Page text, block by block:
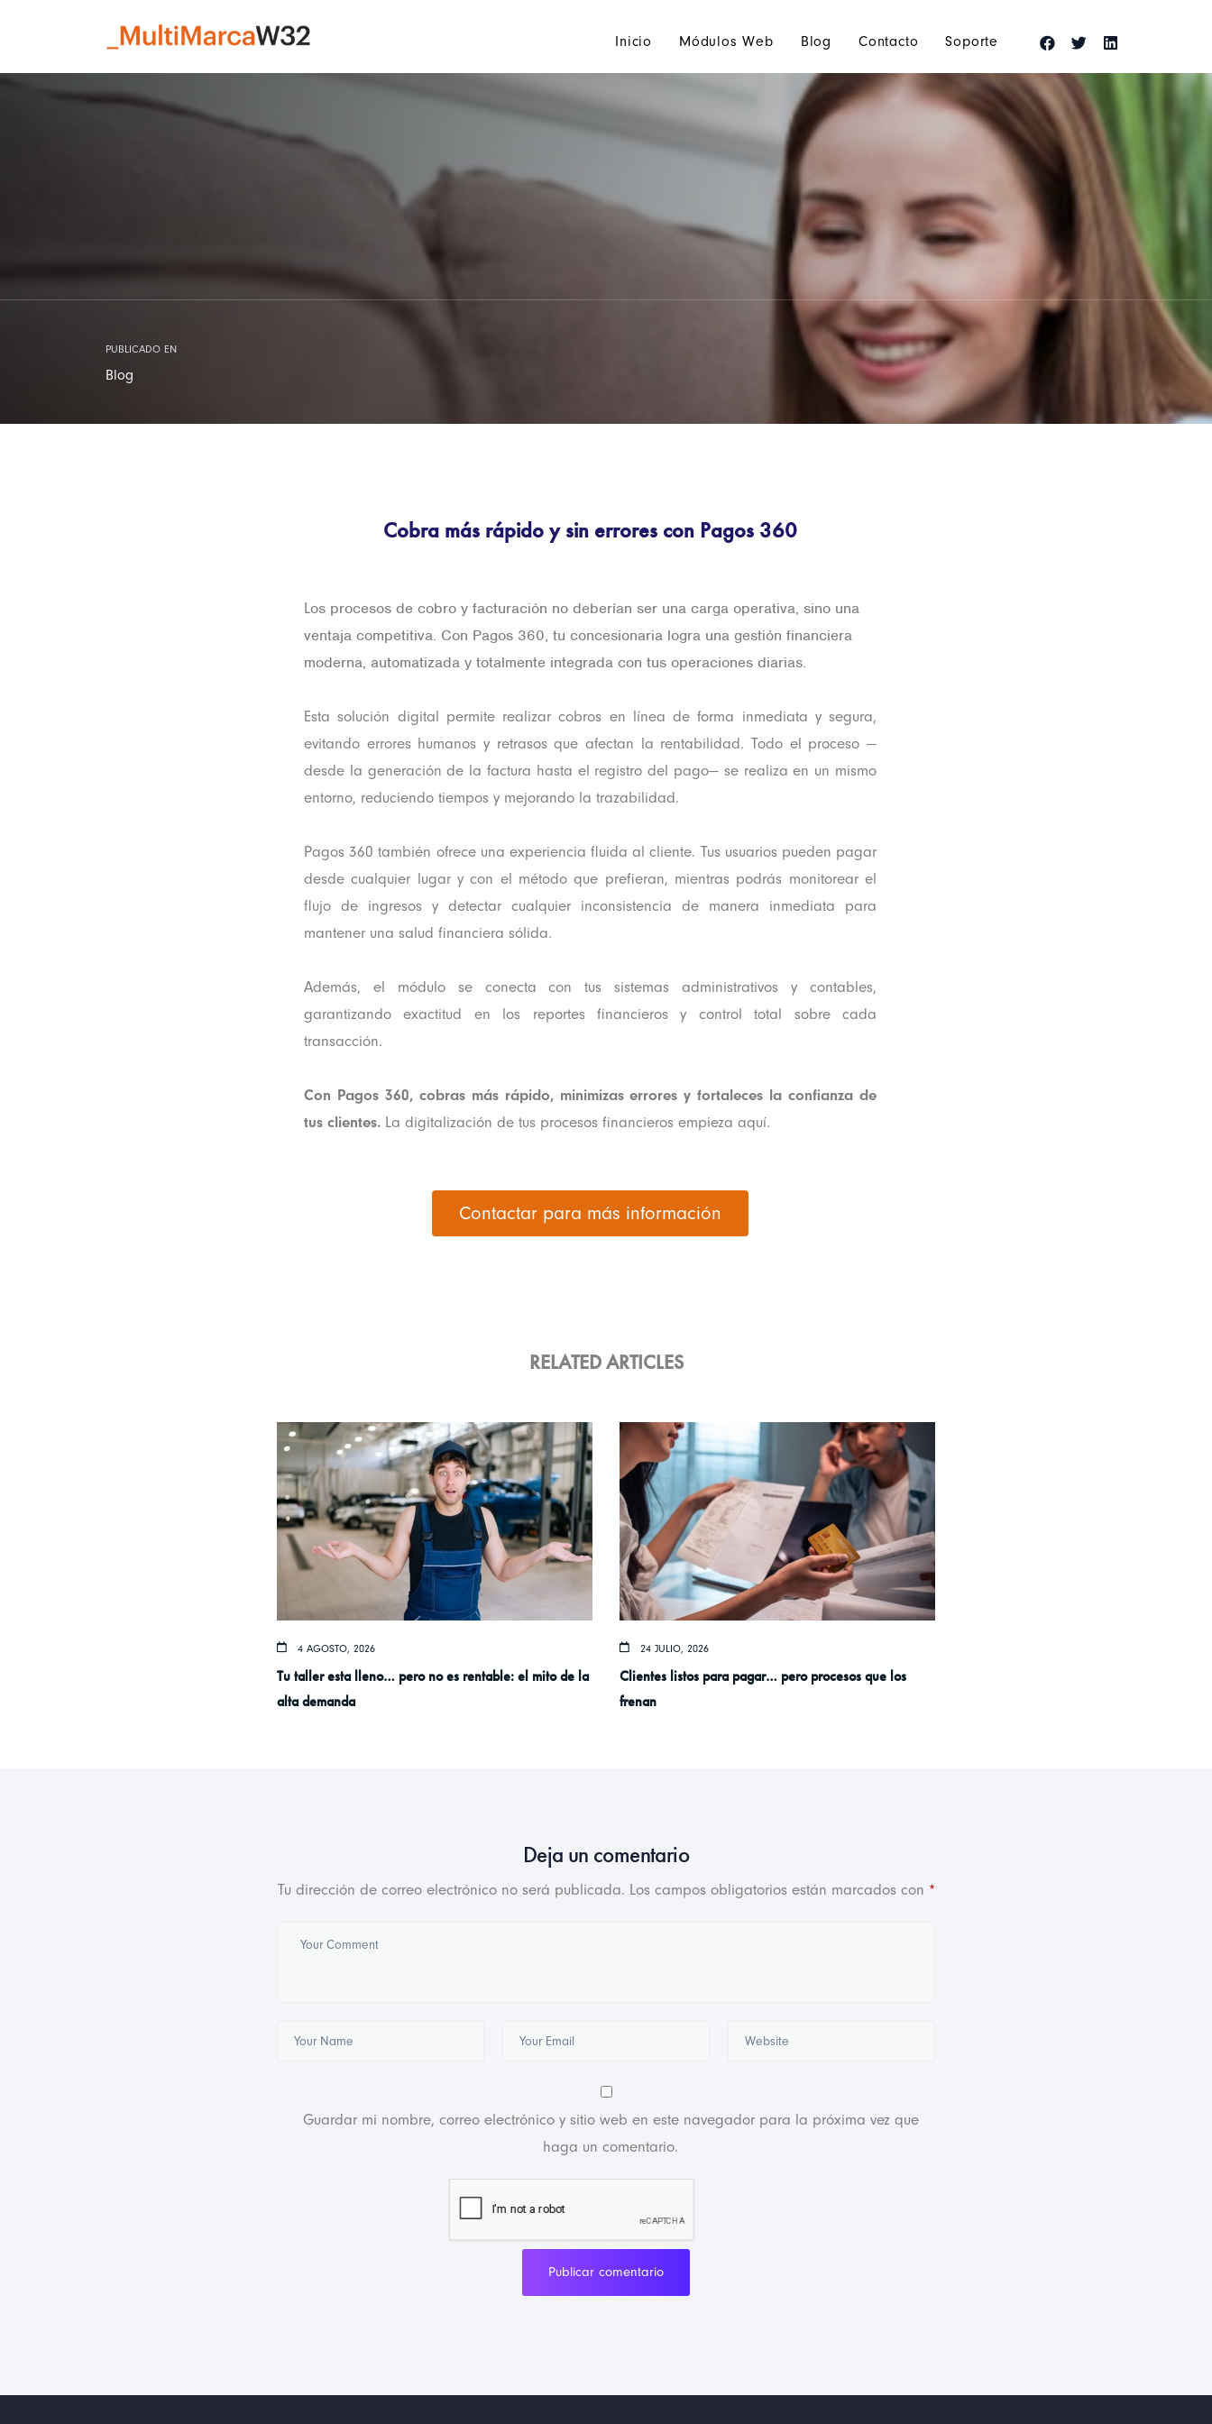
Inicio Módulos Web Blog Contacto Soporte
PUBLICADO EN
Blog
Cobra más rápido y sin errores con Pagos 360
Los procesos de cobro y facturación no deberían ser una carga operativa, sino una
ventaja competitiva. Con Pagos 360, tu concesionaria logra una gestión financiera
moderna, automatizada y totalmente integrada con tus operaciones diarias.
Esta solución digital permite realizar cobros en línea de forma inmediata y segura,
evitando errores humanos y retrasos que afectan la rentabilidad. Todo el proceso —
desde la generación de la factura hasta el registro del pago— se realiza en un mismo
entorno, reduciendo tiempos y mejorando la trazabilidad.
Pagos 360 también ofrece una experiencia fluida al cliente. Tus usuarios pueden pagar
desde cualquier lugar y con el método que prefieran, mientras podrás monitorear el
flujo de ingresos y detectar cualquier inconsistencia de manera inmediata para
mantener una salud financiera sólida.
Además, el módulo se conecta con tus sistemas administrativos y contables,
garantizando exactitud en los reportes financieros y control total sobre cada
transacción.
Con Pagos 360, cobras más rápido, minimizas errores y fortaleces la confianza de
tus clientes. La digitalización de tus procesos financieros empieza aquí.
Contactar para más información
RELATED ARTICLES
4 AGOSTO, 2026
Tu taller esta lleno… pero no es rentable: el mito de la
alta demanda
24 JULIO, 2026
Clientes listos para pagar… pero procesos que los
frenan
Deja un comentario
Tu dirección de correo electrónico no será publicada. Los campos obligatorios están marcados con *
Guardar mi nombre, correo electrónico y sitio web en este navegador para la próxima vez que
haga un comentario.
Publicar comentario